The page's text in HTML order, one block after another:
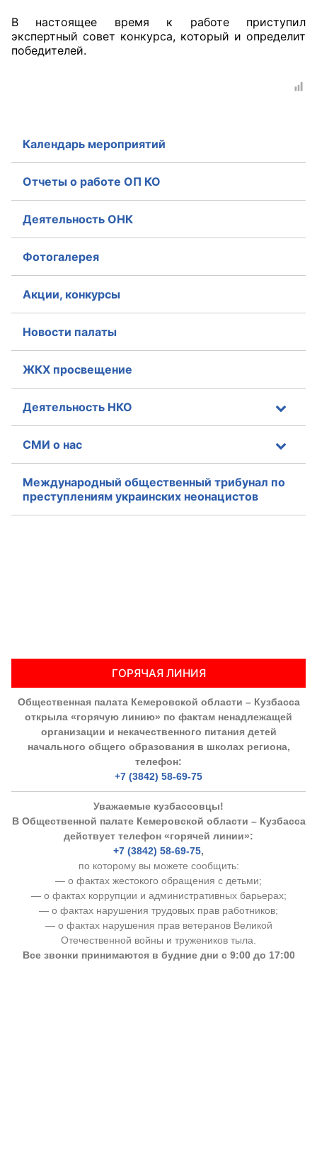
Документы ОП КО
Регламент ОП КО
Соглашения
Рекомендации
Порядок работы ЦОН
Аппарат ОП КО
УСТАВ ГКУ “АППАРАТ ОП КО”
Доходы руководителя за 2024 г.
В настоящее время к работе приступил
экспертный совет конкурса, который и определит
победителей.
Календарь мероприятий
Отчеты о работе ОП КО
Деятельность ОНК
Фотогалерея
Акции, конкурсы
Новости палаты
ЖКХ просвещение
Деятельность НКО
СМИ о нас
Международный общественный трибунал по
преступлениям украинских неонацистов
ГОРЯЧАЯ ЛИНИЯ
Общественная палата Кемеровской области – Кузбасса
открыла «горячую линию» по фактам ненадлежащей
организации и некачественного питания детей
начального общего образования в школах региона,
телефон:
+7 (3842) 58-69-75
Уважаемые кузбассовцы!
В Общественной палате Кемеровской области – Кузбасса
действует телефон «горячей линии»:
+7 (3842) 58-69-75,
по которому вы можете сообщить:
— о фактах жестокого обращения с детьми;
— о фактах коррупции и административных барьерах;
— о фактах нарушения трудовых прав работников;
— о фактах нарушения прав ветеранов Великой
Отечественной войны и тружеников тыла.
Все звонки принимаются в будние дни с 9:00 до 17:00